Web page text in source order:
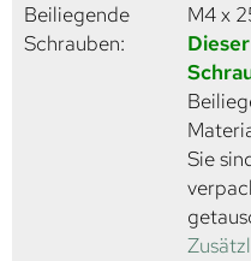
Beiliegende
Schrauben:
M4 x
Sie